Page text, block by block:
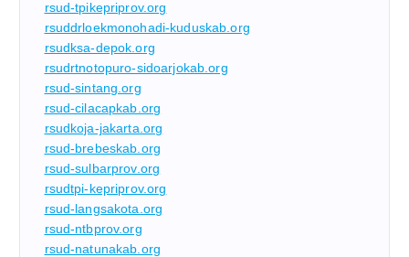
rsud-tpikepriprov.org
rsuddrloekmonohadi-kuduskab.org
rsudksa-depok.org
rsudrtnotopuro-sidoarjokab.org
rsud-sintang.org
rsud-cilacapkab.org
rsudkoja-jakarta.org
rsud-brebeskab.org
rsud-sulbarprov.org
rsudtpi-kepriprov.org
rsud-langsakota.org
rsud-ntbprov.org
rsud-natunakab.org